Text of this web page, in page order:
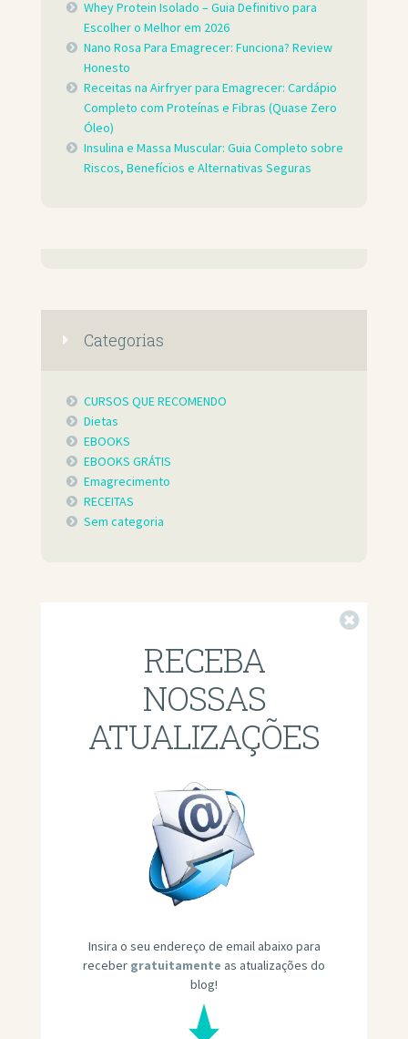
Whey Protein Isolado – Guia Definitivo para
Escolher o Melhor em 2026
Nano Rosa Para Emagrecer: Funciona? Review
Honesto
Receitas na Airfryer para Emagrecer: Cardápio
Completo com Proteínas e Fibras (Quase Zero
Óleo)
Insulina e Massa Muscular: Guia Completo sobre
Riscos, Benefícios e Alternativas Seguras
Categorias
CURSOS QUE RECOMENDO
Dietas
EBOOKS
EBOOKS GRÁTIS
Emagrecimento
RECEITAS
Sem categoria
RECEBA
NOSSAS
ATUALIZAÇÕES
Insira o seu endereço de email abaixo para
receber gratuitamente as atualizações do
blog!